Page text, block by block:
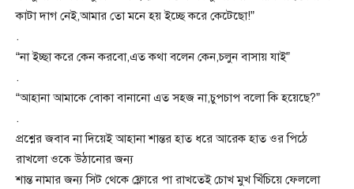
কাটা দাগ নেই,আমার তো মনে হয় ইচ্ছে করে কেটেছো!”
.
“না ইচ্ছা করে কেন করবো,এত কথা বলেন কেন,চলুন বাসায় যাই”
.
“আহানা আমাকে বোকা বানানো এত সহজ না,চুপচাপ বলো কি হয়েছে?”
.
প্রশ্নের জবাব না দিয়েই আহানা শান্তর হাত ধরে আরেক হাত ওর পিঠে
রাখলো ওকে উঠানোর জন্য
শান্ত নামার জন্য সিট থেকে ফ্লোরে পা রাখতেই চোখ মুখ খিঁচিয়ে ফেললো